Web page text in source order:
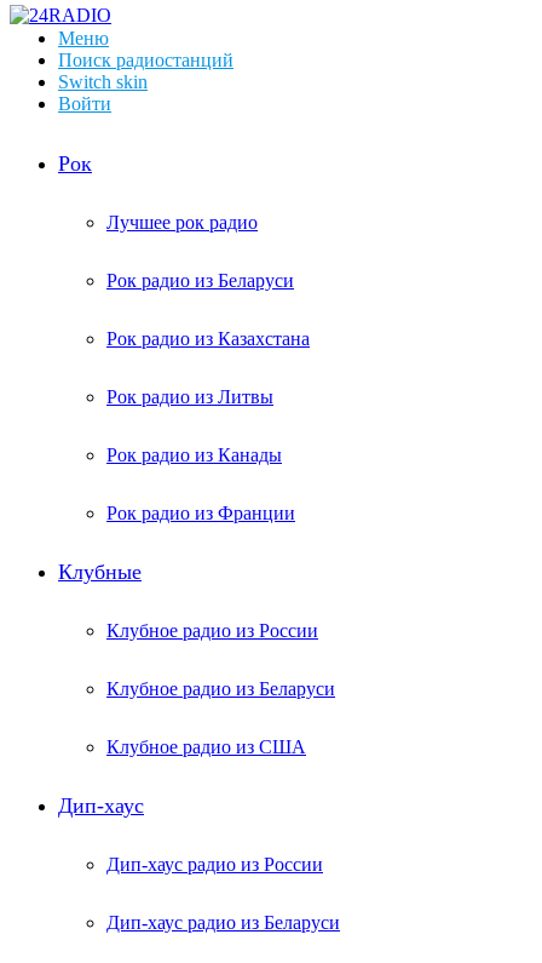
Меню
Поиск радиостанций
Switch skin
Войти
Рок
Лучшее рок радио
Рок радио из Беларуси
Рок радио из Казахстана
Рок радио из Литвы
Рок радио из Канады
Рок радио из Франции
Клубные
Клубное радио из России
Клубное радио из Беларуси
Клубное радио из США
Дип-хаус
Дип-хаус радио из России
Дип-хаус радио из Беларуси